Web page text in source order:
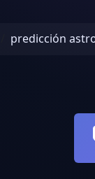
predicción